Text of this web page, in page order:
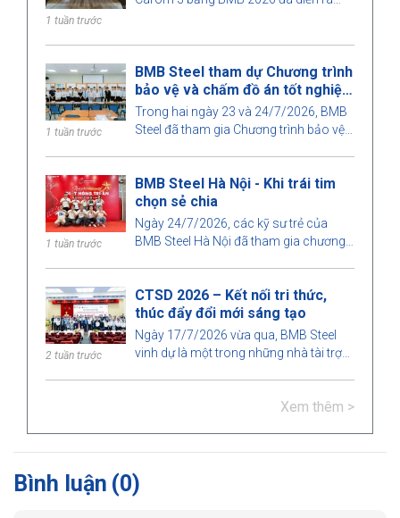
1 tuần trước
1 tuần trước
BMB Steel tham dự Chương trình
bảo vệ và chấm đồ án tốt nghiệp
2026
Trong hai ngày 23 và 24/7/2026, BMB
Steel đã tham gia Chương trình bảo vệ
2026 do Khoa Xây dựng, Trường Đại
học Kiến trúc TP. Hồ Chí Minh tổ chức.
Đây là hoạt động ý nghĩa nhằm tăng
cường sự gắn kết giữa nhà trường và
nâng cao chất lượng đào tạo, đáp ứng
nhu cầu phát triển của ngành xây dựng.
1 tuần trước
BMB Steel Hà Nội - Khi trái tim
chọn sẻ chia
Ngày 24/7/2026, các kỹ sư trẻ của
BMB Steel Hà Nội đã tham gia chương
tỏa tinh thần nhân ái và trách nhiệm với
cộng đồng.
2 tuần trước
CTSD 2026 – Kết nối tri thức,
thúc đẩy đổi mới sáng tạo
Ngày 17/7/2026 vừa qua, BMB Steel
vinh dự là một trong những nhà tài trợ
Construction Technologies forXem thêm >
Bình luận (0)